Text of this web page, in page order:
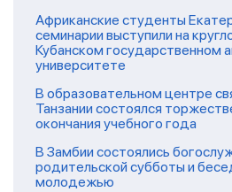
Африканские студенты
семинарии выступили на
Кубанском государственном
университете
В образовательном центре
Танзании состоялся
окончания учебного года
В Замбии состоялись
родительской субботы и
молодежью